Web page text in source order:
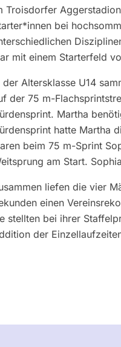
Troisdorfer
bei
mit einem Starterfeld
der Altersklasse U14
der 75 m-
Martha
hatte Martha
beim 75 m-Sprint
am Start.
liefen die vier
einen
stellten bei ihrer
der